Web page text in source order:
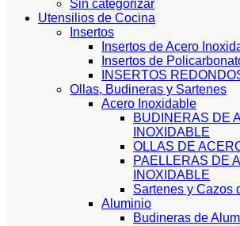
Sin categorizar
Utensilios de Cocina
Insertos
Insertos de Acero
Insertos de
INSERTOS
Ollas, Budineras y Sartenes
Acero Inoxidable
BUDINERAS DE
INOXIDABLE
OLLAS DE
PAELLERAS DE
INOXIDABLE
Sartenes y Cazos
Aluminio
Budineras de